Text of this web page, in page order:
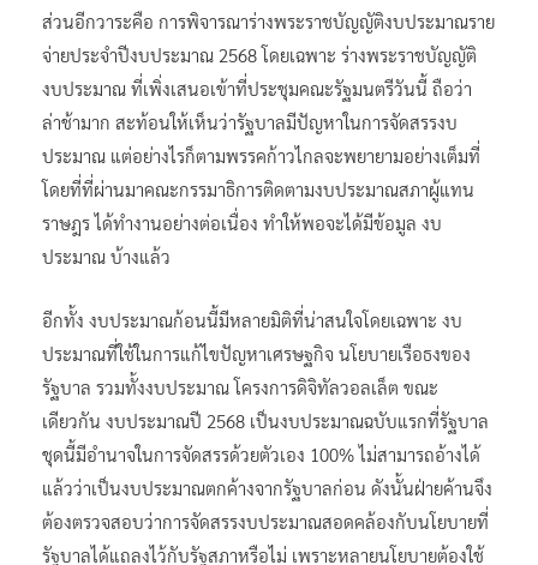
ส่วนอีกวาระคือ การพิจารณาร่างพระราชบัญญัติงบประมาณราย
จ่ายประจำปีงบประมาณ 2568 โดยเฉพาะ ร่างพระราชบัญญัติ
งบประมาณ ที่เพิ่งเสนอเข้าที่ประชุมคณะรัฐมนตรีวันนี้ ถือว่า
ล่าช้ามาก สะท้อนให้เห็นว่ารัฐบาลมีปัญหาในการจัดสรรงบ
ประมาณ แต่อย่างไรก็ตามพรรคก้าวไกลจะพยายามอย่างเต็มที่
โดยที่ที่ผ่านมาคณะกรรมาธิการติดตามงบประมาณสภาผู้แทน
ราษฎร ได้ทำงานอย่างต่อเนื่อง ทำให้พอจะได้มีข้อมูล งบ
ประมาณ บ้างแล้ว
อีกทั้ง งบประมาณก้อนนี้มีหลายมิติที่น่าสนใจโดยเฉพาะ งบ
ประมาณที่ใช้ในการแก้ไขปัญหาเศรษฐกิจ นโยบายเรือธงของ
รัฐบาล รวมทั้งงบประมาณ โครงการดิจิทัลวอลเล็ต ขณะ
เดียวกัน งบประมาณปี 2568 เป็นงบประมาณฉบับแรกที่รัฐบาล
ชุดนี้มีอำนาจในการจัดสรรด้วยตัวเอง 100% ไม่สามารถอ้างได้
แล้วว่าเป็นงบประมาณตกค้างจากรัฐบาลก่อน ดังนั้นฝ่ายค้านจึง
ต้องตรวจสอบว่าการจัดสรรงบประมาณสอดคล้องกับนโยบายที่
รัฐบาลได้แถลงไว้กับรัฐสภาหรือไม่ เพราะหลายนโยบายต้องใช้